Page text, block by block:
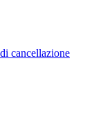
cancellazione